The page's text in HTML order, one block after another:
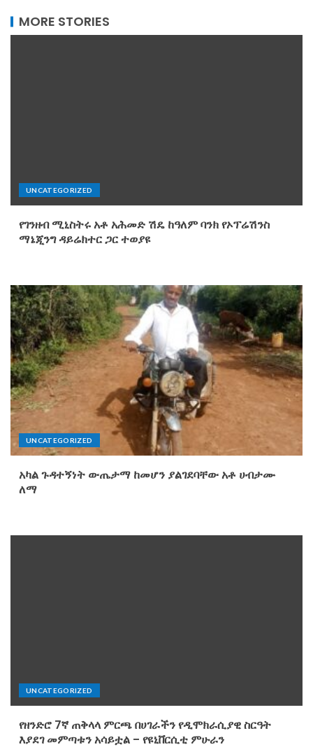
MORE STORIES
UNCATEGORIZED
የገንዘብ ሚኒስትሩ አቶ አሕመድ ሽዴ ከዓለም ባንክ የኦፕሬሽንስ
ማኔጂንግ ዳይሬክተር ጋር ተወያዩ
UNCATEGORIZED
‎‎አካል ጉዳተኝነት ውጤታማ ከመሆን ያልገደባቸው አቶ ሀብታሙ
ለማ
UNCATEGORIZED
የዘንድሮ 7ኛ ጠቅላላ ምርጫ በሀገራችን የዲሞክራሲያዊ ስርዓት
እያደገ መምጣቱን አሳይቷል – የዩኒቨርሲቲ ምሁራን